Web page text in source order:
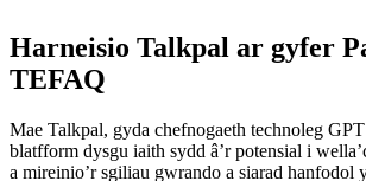
Harneisio Talkpal ar gyfer
TEFAQ
Mae Talkpal, gyda chefnogaeth technoleg
blatfform dysgu iaith sydd â’r potensial i
a mireinio’r sgiliau gwrando a siarad hanfodol